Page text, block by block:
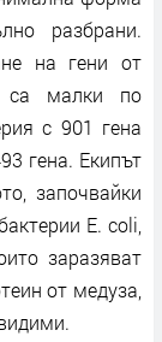
разбрани.
на гени от
са малки по
с 901 гена
гена. Екипът
започвайки
E. coli,
заразяват
от медуза,